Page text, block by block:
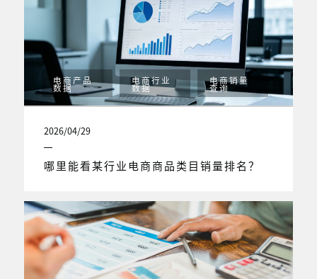
电商产品
数据
电商行业
数据
电商销量
查询
2026/04/29
哪里能看某行业电商商品类目销量排名？